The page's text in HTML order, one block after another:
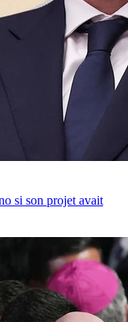
si son projet avait